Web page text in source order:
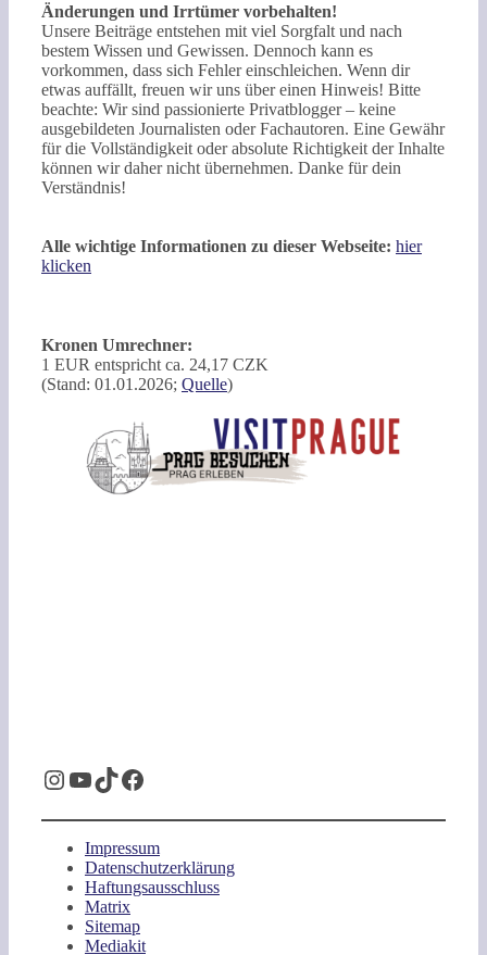
Änderungen und Irrtümer vorbehalten!
Unsere Beiträge entstehen mit viel Sorgfalt und nach
bestem Wissen und Gewissen. Dennoch kann es
vorkommen, dass sich Fehler einschleichen. Wenn dir
etwas auffällt, freuen wir uns über einen Hinweis! Bitte
beachte: Wir sind passionierte Privatblogger – keine
ausgebildeten Journalisten oder Fachautoren. Eine Gewähr
für die Vollständigkeit oder absolute Richtigkeit der Inhalte
können wir daher nicht übernehmen. Danke für dein
Verständnis!
Alle wichtige Informationen zu dieser Webseite: hier
klicken
Kronen Umrechner:
1 EUR entspricht ca. 24,17 CZK
(Stand: 01.01.2026; Quelle)
Instagram
YouTube
TikTok
Facebook
Impressum
Datenschutzerklärung
Haftungsausschluss
Matrix
Sitemap
Mediakit